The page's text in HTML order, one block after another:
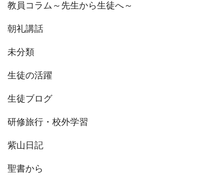
教員コラム～先生から生徒へ～
朝礼講話
未分類
生徒の活躍
生徒ブログ
研修旅行・校外学習
紫山日記
聖書から